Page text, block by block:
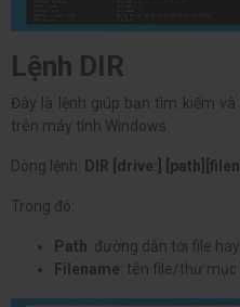
Lệnh DIR
Đây là lệnh giúp bạn tìm kiếm
trên máy tính Windows.
Dòng lệnh: DIR [drive:]
Trong đó:
Path: đường dẫn tới file
Filename: tên file/thư mục